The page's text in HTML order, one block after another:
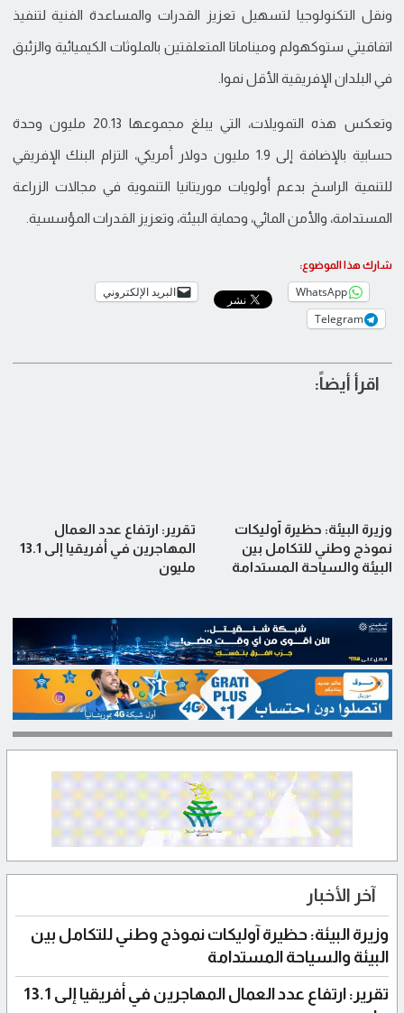
ونقل التكنولوجيا لتسهيل تعزيز القدرات والمساعدة الفنية لتنفيذ
اتفاقيتي ستوكهولم وميناماتا المتعلقتين بالملوثات الكيميائية والزئبق
في البلدان الإفريقية الأقل نموا.
وتعكس هذه التمويلات، التي يبلغ مجموعها 20.13 مليون وحدة
حسابية بالإضافة إلى 1.9 مليون دولار أمريكي، التزام البنك الإفريقي
للتنمية الراسخ بدعم أولويات موريتانيا التنموية في مجالات الزراعة
المستدامة، والأمن المائي، وحماية البيئة، وتعزيز القدرات المؤسسية.
شارك هذا الموضوع:
WhatsApp
البريد الإلكتروني
Telegram
اقرأ أيضاً:
وزيرة البيئة: حظيرة آوليكات
نموذج وطني للتكامل بين
البيئة والسياحة المستدامة
تقرير: ارتفاع عدد العمال
المهاجرين في أفريقيا إلى 13.1
مليون
آخر الأخبار
وزيرة البيئة: حظيرة آوليكات نموذج وطني للتكامل بين
البيئة والسياحة المستدامة
تقرير: ارتفاع عدد العمال المهاجرين في أفريقيا إلى 13.1